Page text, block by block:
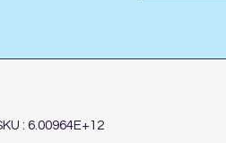
: 6.00964E+12